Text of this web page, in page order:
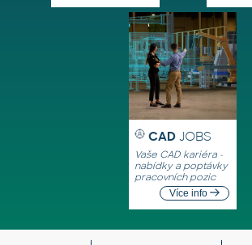
CAD JOBS
Vaše CAD kariéra -
nabídky a poptávky
pracovních pozic
Více info